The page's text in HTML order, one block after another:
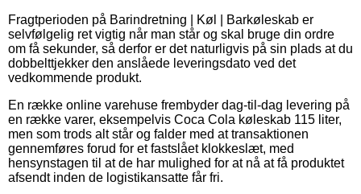
Fragtperioden på Barindretning | Køl | Barkøleskab er
selvfølgelig ret vigtig når man står og skal bruge din ordre
om få sekunder, så derfor er det naturligvis på sin plads at du
dobbelttjekker den anslåede leveringsdato ved det
vedkommende produkt.
En række online varehuse frembyder dag-til-dag levering på
en række varer, eksempelvis Coca Cola køleskab 115 liter,
men som trods alt står og falder med at transaktionen
gennemføres forud for et fastslået klokkeslæt, med
hensynstagen til at de har mulighed for at nå at få produktet
afsendt inden de logistikansatte får fri.